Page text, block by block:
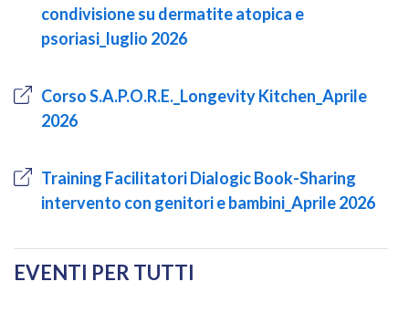
condivisione su dermatite atopica e
psoriasi_luglio 2026
Corso S.A.P.O.R.E._Longevity Kitchen_Aprile
2026
Training Facilitatori Dialogic Book-Sharing
intervento con genitori e bambini_Aprile 2026
EVENTI PER TUTTI